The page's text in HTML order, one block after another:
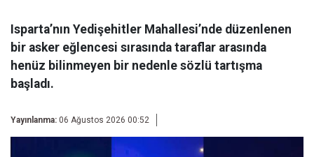
Isparta’nın Yedişehitler Mahallesi’nde düzenlenen
bir asker eğlencesi sırasında taraflar arasında
henüz bilinmeyen bir nedenle sözlü tartışma
başladı.
Yayınlanma: 06 Ağustos 2026 00:52